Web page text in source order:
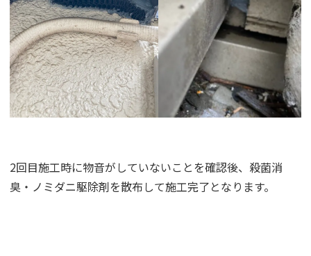
2回目施工時に物音がしていないことを確認後、殺菌消
臭・ノミダニ駆除剤を散布して施工完了となります。